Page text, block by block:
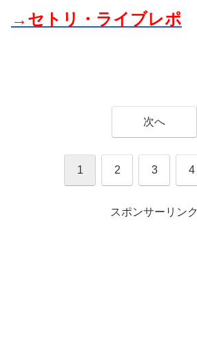
→セトリ・ライブレポ
次へ
1 2 3 4
スポンサーリンク